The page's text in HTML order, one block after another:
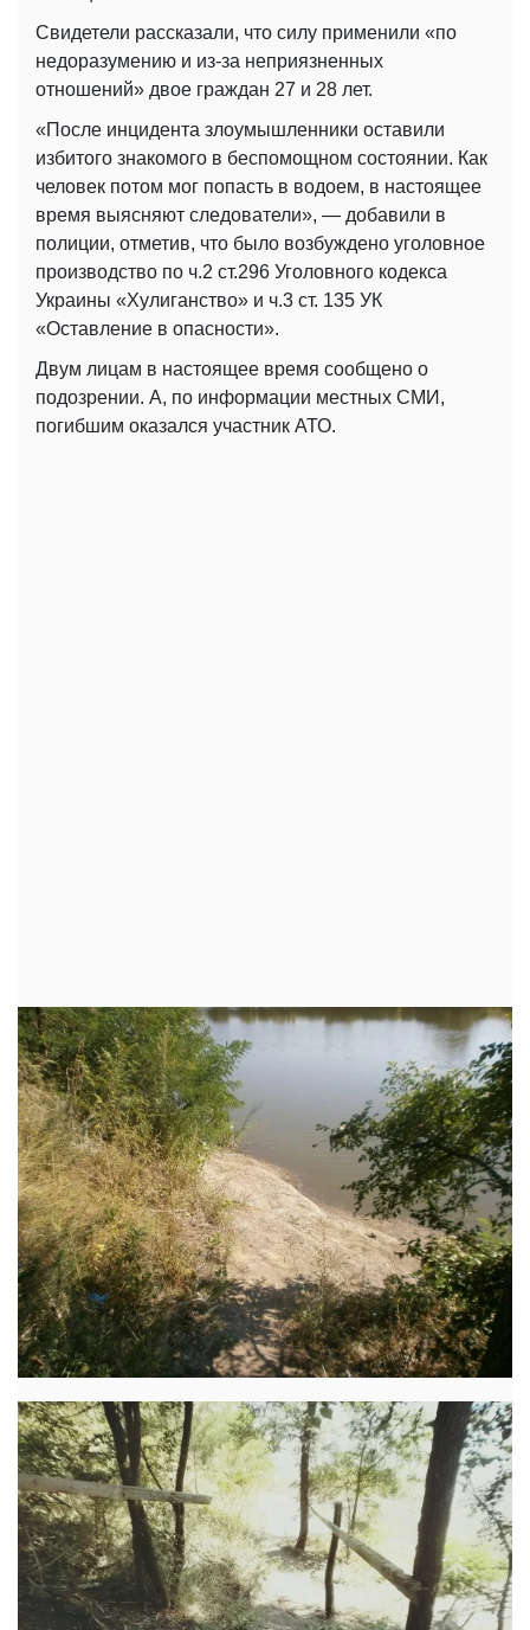
Свидетели рассказали, что силу применили «по
недоразумению и из-за неприязненных
отношений» двое граждан 27 и 28 лет.
«После инцидента злоумышленники оставили
избитого знакомого в беспомощном состоянии. Как
человек потом мог попасть в водоем, в настоящее
время выясняют следователи», — добавили в
полиции, отметив, что было возбуждено уголовное
производство по ч.2 ст.296 Уголовного кодекса
Украины «Хулиганство» и ч.3 ст. 135 УК
«Оставление в опасности».
Двум лицам в настоящее время сообщено о
подозрении. А, по информации местных СМИ,
погибшим оказался участник АТО.